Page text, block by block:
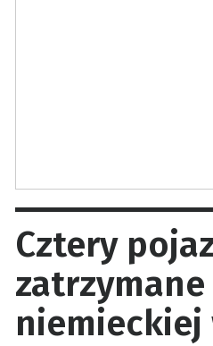
Cztery
zatrzymane
niemieckiej